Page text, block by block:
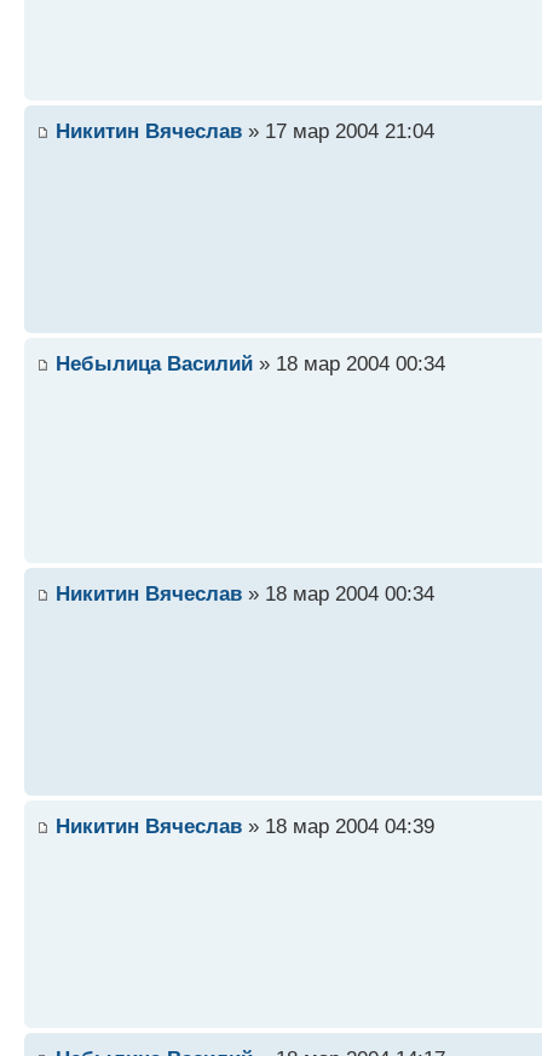
Никитин Вячеслав » 17 мар 2004 21:04
Небылица Василий » 18 мар 2004 00:34
Никитин Вячеслав » 18 мар 2004 00:34
Никитин Вячеслав » 18 мар 2004 04:39